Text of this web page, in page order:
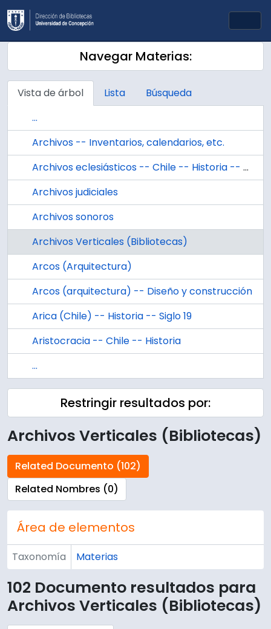
Skip to main content
Navegar Materias:
Vista de árbol Lista
Búsqueda
...
Archivos -- Inventarios, calendarios, etc.
Archivos eclesiásticos -- Chile -- Historia -- Siglos 16-20
Archivos judiciales
Archivos sonoros
Archivos Verticales (Bibliotecas)
Arcos (Arquitectura)
Arcos (arquitectura) -- Diseño y construcción
Arica (Chile) -- Historia -- Siglo 19
Aristocracia -- Chile -- Historia
...
Restringir resultados por:
Archivos Verticales (Bibliotecas)
Related Documento (102)
Related Nombres (0)
Área de elementos
Taxonomía Materias
102 Documento resultados para
Archivos Verticales (Bibliotecas)